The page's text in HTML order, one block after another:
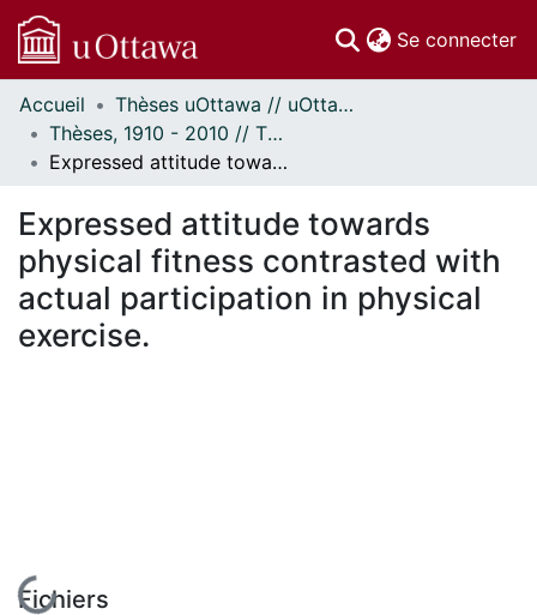
Se connecter
Communautés
et collections
Parcourir
À propos
Accueil
Thèses uOttawa // uOttawa Theses
Thèses, 1910 - 2010 // Theses, 1910 - 2010
Expressed attitude towards physical fitness contrasted with actual participation in physical exercise.
Expressed attitude towards
physical fitness contrasted with
actual participation in physical
exercise.
En cours de chargement...
Fichiers